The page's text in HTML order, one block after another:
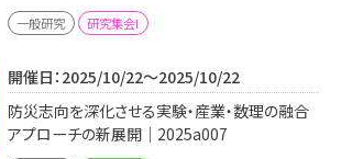
一般研究 研究集会I
開催日：2025/10/22～2025/10/22
防災志向を深化させる実験・産業・数理の融合
アプローチの新展開｜2025a007